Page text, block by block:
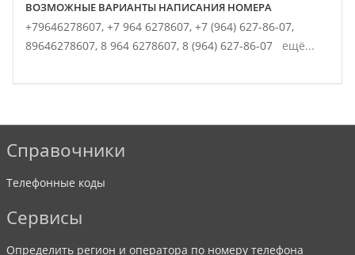
ВОЗМОЖНЫЕ ВАРИАНТЫ НАПИСАНИЯ НОМЕРА
+79646278607, +7 964 6278607, +7 (964) 627-86-07,
89646278607, 8 964 6278607, 8 (964) 627-86-07 ещё...
Справочники
Телефонные коды
Сервисы
Определить регион и оператора по номеру телефона